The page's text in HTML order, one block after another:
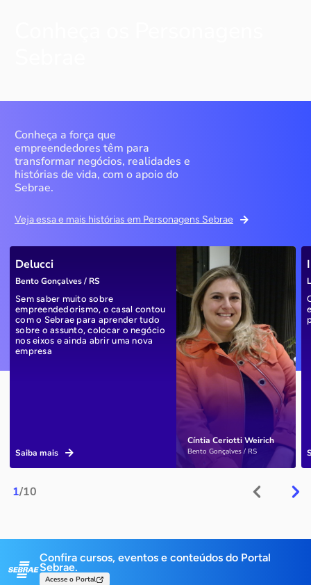
Conheça a força que
empreendedores têm para
transformar negócios, realidades e
histórias de vida, com o apoio do
Sebrae.
Veja essa e mais histórias em Personagens Sebrae
1/10
Cíntia Ceriotti Weirich
Bento Gonçalves / RS
Delucci
Bento Gonçalves / RS
Sem saber muito sobre
empreendedorismo, o casal contou
com o Sebrae para aprender tudo
sobre o assunto, colocar o negócio
nos eixos e ainda abrir uma nova
empresa
Saiba mais
Confira cursos, eventos e conteúdos do Portal
Sebrae.
Acesse o Portal